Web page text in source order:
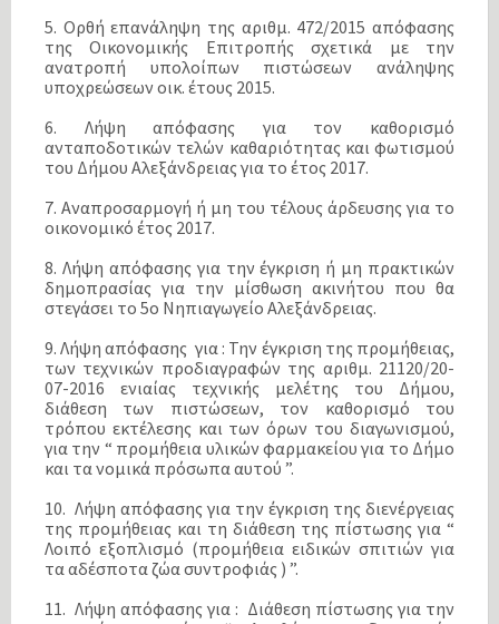
5. Ορθή επανάληψη της αριθμ. 472/2015 απόφασης
της Οικονομικής Επιτροπής σχετικά με την
ανατροπή υπολοίπων πιστώσεων ανάληψης
υποχρεώσεων οικ. έτους 2015.
6. Λήψη απόφασης για τον καθορισμό
ανταποδοτικών τελών καθαριότητας και φωτισμού
του Δήμου Αλεξάνδρειας για το έτος 2017.
7. Αναπροσαρμογή ή μη του τέλους άρδευσης για το
οικονομικό έτος 2017.
8. Λήψη απόφασης για την έγκριση ή μη πρακτικών
δημοπρασίας για την μίσθωση ακινήτου που θα
στεγάσει το 5ο Νηπιαγωγείο Αλεξάνδρειας.
9. Λήψη απόφασης για : Την έγκριση της προμήθειας,
των τεχνικών προδιαγραφών της αριθμ. 21120/20-
07-2016 ενιαίας τεχνικής μελέτης του Δήμου,
διάθεση των πιστώσεων, τον καθορισμό του
τρόπου εκτέλεσης και των όρων του διαγωνισμού,
για την “ προμήθεια υλικών φαρμακείου για το Δήμο
και τα νομικά πρόσωπα αυτού ”.
10. Λήψη απόφασης για την έγκριση της διενέργειας
της προμήθειας και τη διάθεση της πίστωσης για “
Λοιπό εξοπλισμό (προμήθεια ειδικών σπιτιών για
τα αδέσποτα ζώα συντροφιάς ) ”.
11. Λήψη απόφασης για : Διάθεση πίστωσης για την